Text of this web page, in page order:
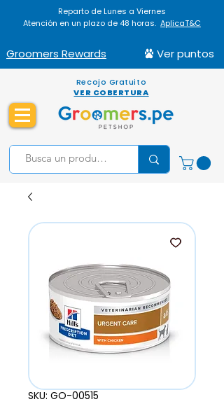
Reparto de Lunes a Viernes
Atención en un plazo de 48 horas. AplicaT&C
Groomers Rewards Ver puntos
Recojo Gratuito
VER COBERTURA
SKU: GO-00515